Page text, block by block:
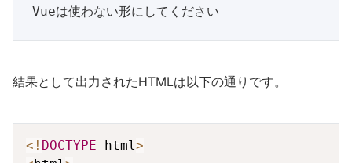
結果として出力されたHTMLは以下の通りです。
< ! DOCTYPE html >